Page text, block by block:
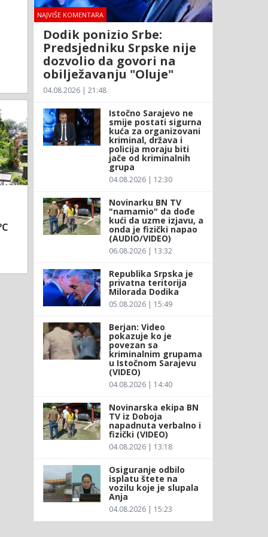
NAJVIŠE KOMENTARA
Dodik ponizio Srbe:
Predsjedniku Srpske nije
dozvolio da govori na
obilježavanju "Oluje"
04.08.2026 | 21:48
Istočno Sarajevo ne
smije postati sigurna
kuća za organizovani
kriminal, država i
policija moraju biti
jače od kriminalnih
grupa
04.08.2026 | 12:30
Novinarku BN TV
"namamio" da dođe
kući da uzme izjavu, a
onda je fizički napao
(AUDIO/VIDEO)
06.08.2026 | 13:32
Republika Srpska je
privatna teritorija
Milorada Dodika
05.08.2026 | 15:49
Berjan: Video
pokazuje ko je
povezan sa
kriminalnim grupama
u Istočnom Sarajevu
(VIDEO)
04.08.2026 | 14:40
Novinarska ekipa BN
TV iz Doboja
napadnuta verbalno i
fizički (VIDEO)
04.08.2026 | 13:18
Osiguranje odbilo
isplatu štete na
vozilu koje je slupala
Anja
04.08.2026 | 15:23